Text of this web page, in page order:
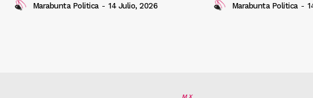
Marabunta Politica - 14 Julio, 2026 Marabunta Politica -
MX